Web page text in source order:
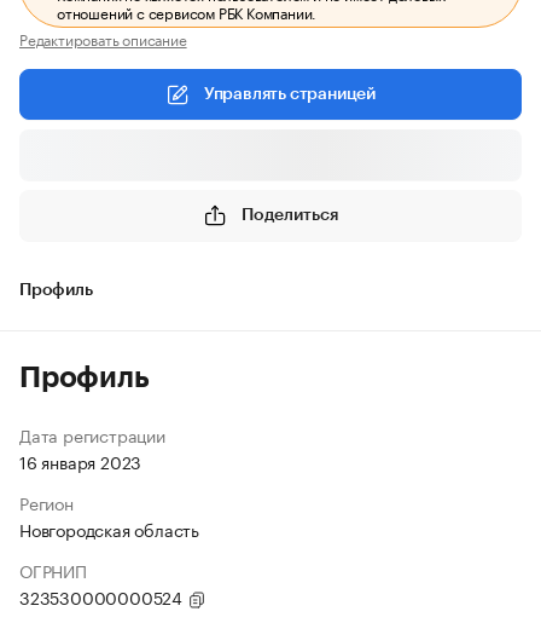
отношений с сервисом РБК Компании.
Редактировать описание
Управлять страницей
Поделиться
Профиль
Профиль
Дата регистрации
16 января 2023
Регион
Новгородская область
ОГРНИП
323530000000524